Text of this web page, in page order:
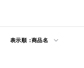
表示順 :商品名